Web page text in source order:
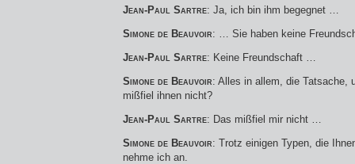
Jean-Paul Sartre: Ja, ich bin ihm begegnet …
Simone de Beauvoir: … Sie haben keine
Jean-Paul Sartre: Keine Freundschaft …
Simone de Beauvoir: Alles in allem, die Tatsache,
mißfiel ihnen nicht?
Jean-Paul Sartre: Das mißfiel mir nicht …
Simone de Beauvoir: Trotz einigen Typen, die
nehme ich an.